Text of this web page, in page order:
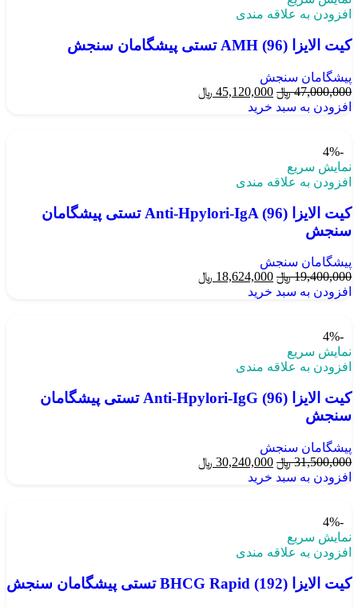
افزودن به علاقه مندی
کیت الایزا AMH (96) تستی پیشگامان سنجش
پیشگامان سنجش
47,000,000 ﷼ 45,120,000 ﷼
افزودن به سبد خرید
-4%
نمایش سریع
افزودن به علاقه مندی
کیت الایزا Anti-Hpylori-IgA (96) تستی پیشگامان
سنجش
پیشگامان سنجش
19,400,000 ﷼ 18,624,000 ﷼
افزودن به سبد خرید
-4%
نمایش سریع
افزودن به علاقه مندی
کیت الایزا Anti-Hpylori-IgG (96) تستی پیشگامان
سنجش
پیشگامان سنجش
31,500,000 ﷼ 30,240,000 ﷼
افزودن به سبد خرید
-4%
نمایش سریع
افزودن به علاقه مندی
کیت الایزا BHCG Rapid (192) تستی پیشگامان سنجش